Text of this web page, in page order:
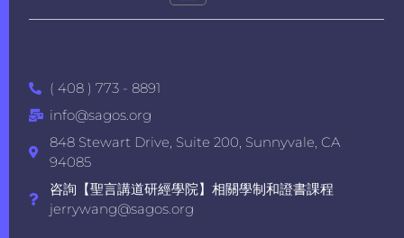
( 408 ) 773 - 8891
info@sagos.org
848 Stewart Drive, Suite 200, Sunnyvale, CA
94085
咨詢【聖言講道研經學院】相關學制和證書課程
jerrywang@sagos.org